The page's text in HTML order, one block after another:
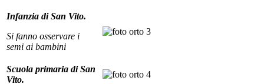
Infanzia di San Vito.
Si fanno osservare i
semi ai bambini
Scuola primaria di San
Vito.